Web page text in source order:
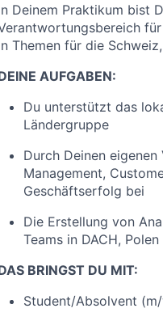
Deinem Praktikum bist
Themen für die
AUFGABEN:
Du unterstützt das
Ländergruppe
Durch Deinen
Management,
Geschäftserfolg bei
Die Erstellung von
Teams in DACH,
BRINGST DU MIT:
Student/Absolvent